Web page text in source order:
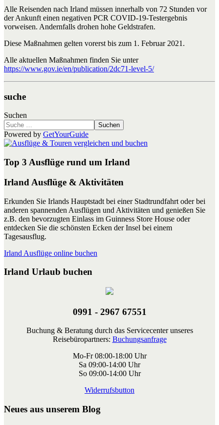
Alle Reisenden nach Irland müssen innerhalb von 72 Stunden vor
der Ankunft einen negativen PCR COVID-19-Testergebnis
vorweisen. Andernfalls drohen hohe Geldstrafen.
Diese Maßnahmen gelten vorerst bis zum 1. Februar 2021.
Alle aktuellen Maßnahmen finden Sie unter
https://www.gov.ie/en/publication/2dc71-level-5/
suche
Suchen
Suchen
Powered by GetYourGuide
Top 3 Ausflüge rund um Irland
Irland Ausflüge & Aktivitäten
Erkunden Sie Irlands Hauptstadt bei einer Stadtrundfahrt oder bei
anderen spannenden Ausflügen und Aktivitäten und genießen Sie
z.B. den bevorzugten Einlass im Guinness Store House oder
entdecken Sie die schönsten Ecken der Insel bei einem
Tagesausflug.
Irland Ausflüge online buchen
Irland Urlaub buchen
0991 - 2967 67551
Buchung & Beratung durch das Servicecenter unseres
Reisebüropartners: Buchungsanfrage
Mo-Fr 08:00-18:00 Uhr
Sa 09:00-14:00 Uhr
So 09:00-14:00 Uhr
Widerrufsbutton
Neues aus unserem Blog